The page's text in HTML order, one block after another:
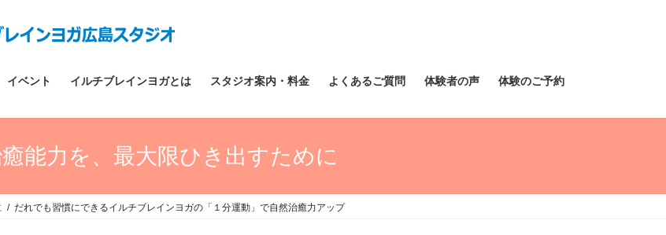
イベント イルチブレインヨガとは スタジオ案内・料金 よくあるご質問 体験者の声 体験のご予約
能力を、最大限ひき出すために
だれでも習慣にできるイルチブレインヨガの「１分運動」で自然治癒力アップ